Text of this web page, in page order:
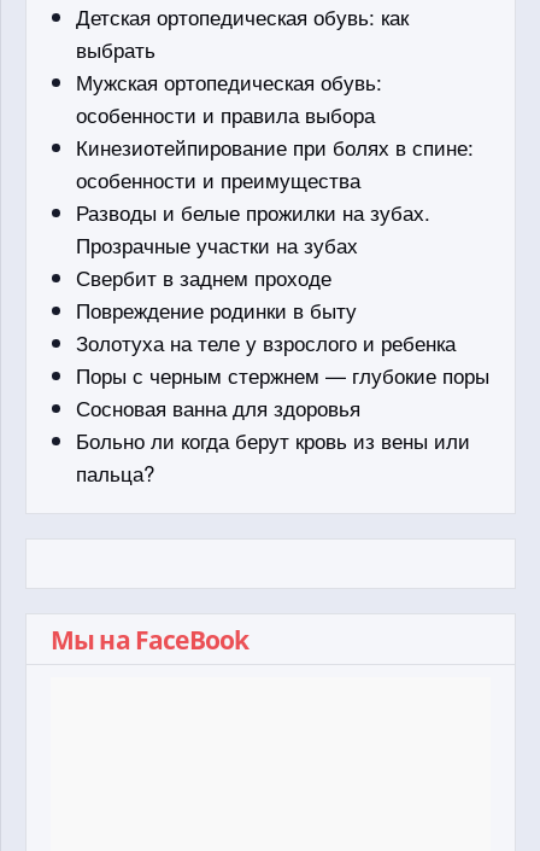
Детская ортопедическая обувь: как
выбрать
Мужская ортопедическая обувь:
особенности и правила выбора
Кинезиотейпирование при болях в спине:
особенности и преимущества
Разводы и белые прожилки на зубах.
Прозрачные участки на зубах
Свербит в заднем проходе
Повреждение родинки в быту
Золотуха на теле у взрослого и ребенка
Поры с черным стержнем — глубокие поры
Сосновая ванна для здоровья
Больно ли когда берут кровь из вены или
пальца?
Мы на FaceBook